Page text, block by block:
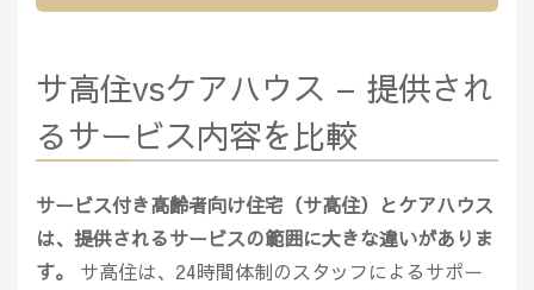
サ高住vsケアハウス – 提供され
るサービス内容を比較
サービス付き高齢者向け住宅（サ高住）とケアハウス
は、提供されるサービスの範囲に大きな違いがありま
す。
サ高住は、24時間体制のスタッフによるサポー